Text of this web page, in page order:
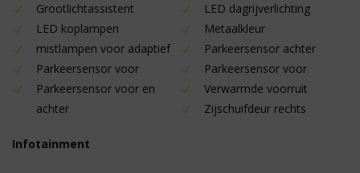
Grootlichtassistent
LED dagrijverlichting
LED koplampen
Metaalkleur
mistlampen voor adaptief
Parkeersensor achter
Parkeersensor voor
Parkeersensor voor
Parkeersensor voor en
achter
Verwarmde voorruit
Zijschuifdeur rechts
Infotainment